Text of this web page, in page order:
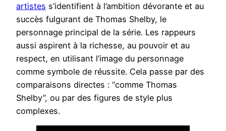
artistes s’identifient à l’ambition dévorante et au
succès fulgurant de Thomas Shelby, le
personnage principal de la série. Les rappeurs
aussi aspirent à la richesse, au pouvoir et au
respect, en utilisant l’image du personnage
comme symbole de réussite. Cela passe par des
comparaisons directes : “comme Thomas
Shelby”, ou par des figures de style plus
complexes.